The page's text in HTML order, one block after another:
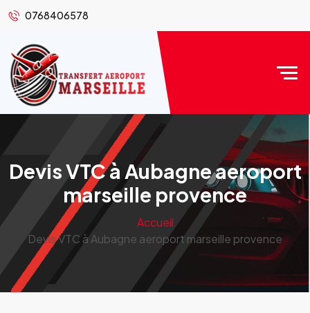
0768406578
Devis VTC à Aubagne aeroport
marseille provence
Accueil
Devis VTC à Aubagne aeroport marseille provence